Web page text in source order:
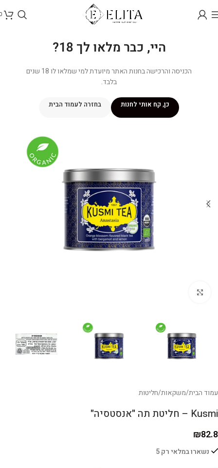
היי, כבר מלאו לך 18?
הכניסה והרכישה בחנות האתר מיועדת למי שמלאו לו 18 שנים
בלבד.
כן, קח אותי לחנות בחזרה לעמוד הבית
עמוד הבית/משקאות/חליטות
Kusmi – חליטת תה "אנסטסיה"
₪82.8
נשארו במלאי רק 5